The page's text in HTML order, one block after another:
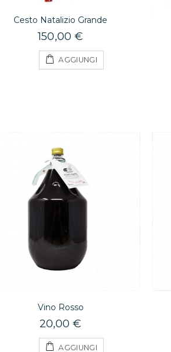
Cesto Natalizio Grande
150,00 €
AGGIUNGI
Vino Rosso
20,00 €
AGGIUNGI